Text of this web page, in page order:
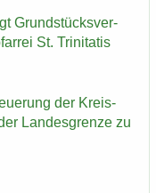
Grund­stücks­ver­
St. Tri­ni­ta­tis
der Kreis­
Lan­des­gren­ze zu